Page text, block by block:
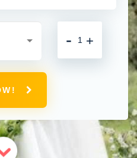
+
-